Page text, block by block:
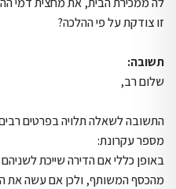
זו צודקת על פי ההלכה?
תשובה:
שלום רב,
התשובה לשאלה תלויה בפרטים
מספר עקרונת:
באופן כללי אם הדירה שייכת
מהכסף המשותף, ולכן אם עשה את